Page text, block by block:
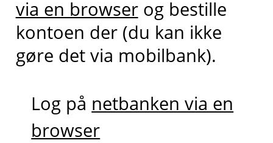
via en browserog bestille
kontoen der (du kan ikke
gøre det via mobilbank).
Log på netbanken via en
browser